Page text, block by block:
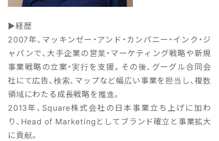
▶経歴
2007年、マッキンゼー・アンド・カンパニー・インク・ジ
ャパンで、大手企業の営業・マーケティング戦略や新規
事業戦略の立案・実行を支援。その後、グーグル合同会
社にて広告、検索、マップなど幅広い事業を担当し、複数
領域にわたる成長戦略を推進。
2013年、Square株式会社の日本事業立ち上げに加わ
り、Head of Marketingとしてブランド確立と事業拡大
に貢献。